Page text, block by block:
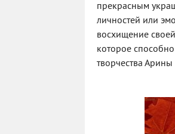
прекрасным
личностей или
восхищение
которое
творчества